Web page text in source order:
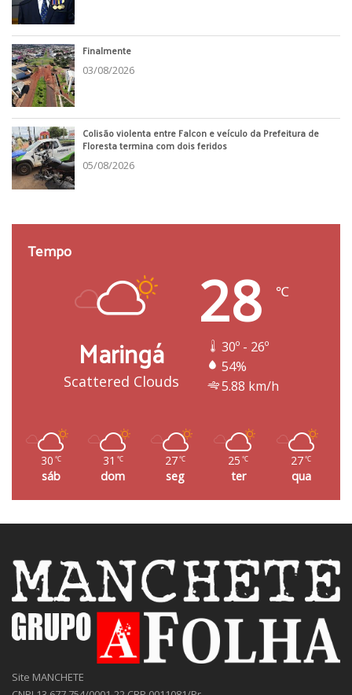
Finalmente
03/08/2026
Colisão violenta entre Falcon e veículo da Prefeitura de
Floresta termina com dois feridos
05/08/2026
Tempo
Maringá
Scattered Clouds
28 ℃
30º - 26º
54%
5.88 km/h
30 ℃
sáb
31 ℃
dom
27℃
seg
25 ℃
ter
27℃
qua
Site MANCHETE